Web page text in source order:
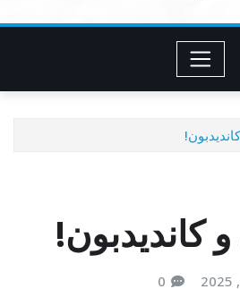
کاندیدبون!
0